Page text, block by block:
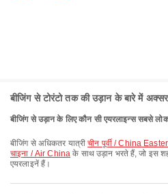
बीजिंग से टोरंटो तक की उड़ान के बारे में
बीजिंग से उड़ान के लिए कौन सी एयरलाइन्स सबसे
बीजिंग से अधिकतर यात्रीचीन पूर्वी / China
चाइना / Air China के साथ उड़ान भरते हैं, जो इस
एयरलाइनें हैं।